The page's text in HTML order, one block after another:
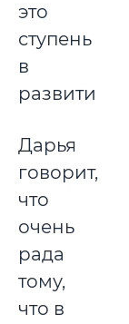
это
ступень
в
развитии.
Дарья
говорит,
что
очень
рада
тому,
что в